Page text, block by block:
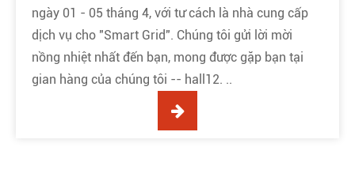
ngày 01 - 05 tháng 4, với tư cách là nhà cung cấp
dịch vụ cho "Smart Grid". Chúng tôi gửi lời mời
nồng nhiệt nhất đến bạn, mong được gặp bạn tại
gian hàng của chúng tôi -- hall12. ..